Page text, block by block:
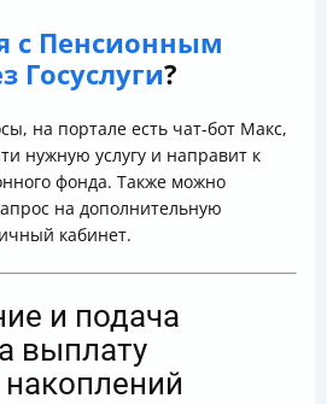
с Пенсионным
Госуслуги?
на портале есть чат-бот Макс,
нужную услугу и направит к
фонда. Также можно
на дополнительную
кабинет.
и подача
выплату